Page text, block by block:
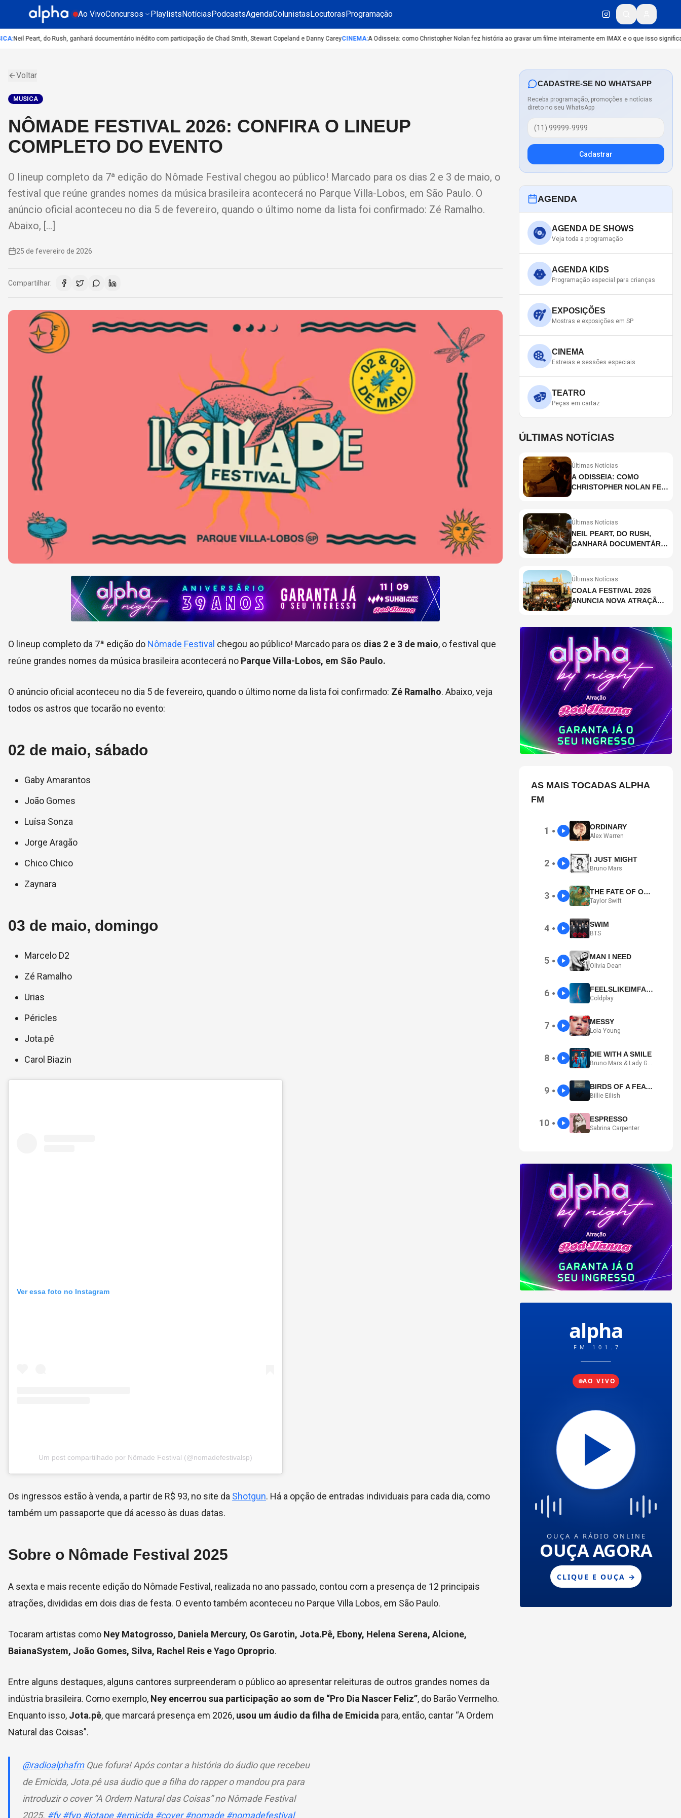
Ao VivoConcursos PlaylistsNotíciasPodcastsAgendaColunistasLocutorasProgramação
:Neil Peart, do Rush, ganhará documentário inédito com participação de Chad Smith, Stewart Copeland e Danny CareyCINEMA:A Odisseia: como Christopher Nolan fez história ao gravar um filme inteiramente em IMAX e o que isso significa
Voltar
MUSICA
NÔMADE FESTIVAL 2026: CONFIRA O LINEUP
COMPLETO DO EVENTO
O lineup completo da 7ª edição do Nômade Festival chegou ao público! Marcado para os dias 2 e 3 de maio, o
festival que reúne grandes nomes da música brasileira acontecerá no Parque Villa-Lobos, em São Paulo. O
anúncio oficial aconteceu no dia 5 de fevereiro, quando o último nome da lista foi confirmado: Zé Ramalho.
Abaixo, […]
25 de fevereiro de 2026
Compartilhar:
O lineup completo da 7ª edição do Nômade Festival chegou ao público! Marcado para os dias 2 e 3 de maio, o festival que
reúne grandes nomes da música brasileira acontecerá no Parque Villa-Lobos, em São Paulo.
O anúncio oficial aconteceu no dia 5 de fevereiro, quando o último nome da lista foi confirmado: Zé Ramalho. Abaixo, veja
todos os astros que tocarão no evento:
02 de maio, sábado
Gaby Amarantos
João Gomes
Luísa Sonza
Jorge Aragão
Chico Chico
Zaynara
03 de maio, domingo
Marcelo D2
Zé Ramalho
Urias
Péricles
Jota.pê
Carol Biazin
Ver essa foto no Instagram
Um post compartilhado por Nômade Festival (@nomadefestivalsp)
Os ingressos estão à venda, a partir de R$ 93, no site da Shotgun. Há a opção de entradas individuais para cada dia, como
também um passaporte que dá acesso às duas datas.
Sobre o Nômade Festival 2025
A sexta e mais recente edição do Nômade Festival, realizada no ano passado, contou com a presença de 12 principais
atrações, divididas em dois dias de festa. O evento também aconteceu no Parque Villa Lobos, em São Paulo.
Tocaram artistas como Ney Matogrosso, Daniela Mercury, Os Garotin, Jota.Pê, Ebony, Helena Serena, Alcione,
BaianaSystem, João Gomes, Silva, Rachel Reis e Yago Oproprio.
Entre alguns destaques, alguns cantores surpreenderam o público ao apresentar releituras de outros grandes nomes da
indústria brasileira. Como exemplo, Ney encerrou sua participação ao som de “Pro Dia Nascer Feliz”, do Barão Vermelho.
Enquanto isso, Jota.pê, que marcará presença em 2026, usou um áudio da filha de Emicida para, então, cantar “A Ordem
Natural das Coisas”.
@radioalphafmQue fofura! Após contar a história do áudio que recebeu
de Emicida, Jota.pê usa áudio que a filha do rapper o mandou pra para
introduzir o cover “A Ordem Natural das Coisas” no Nômade Festival
2025. #fy #fyp #jotape #emicida #cover #nomade #nomadefestival
CADASTRE-SE NO WHATSAPP
Receba programação, promoções e notícias
direto no seu WhatsApp
Cadastrar
AGENDA
AGENDA DE SHOWS
Veja toda a programação
AGENDA KIDS
Programação especial para crianças
EXPOSIÇÕES
Mostras e exposições em SP
CINEMA
Estreias e sessões especiais
TEATRO
Peças em cartaz
ÚLTIMAS NOTÍCIAS
Últimas Notícias
A ODISSEIA: COMO
CHRISTOPHER NOLAN FEZ
IMAX E O QUE ISSO
Últimas Notícias
NEIL PEART, DO RUSH,
GANHARÁ DOCUMENTÁRIO
SMITH, STEWART
CAREY
Últimas Notícias
COALA FESTIVAL 2026
ANUNCIA NOVA ATRAÇÃO;
AS MAIS TOCADAS ALPHA
FM
1 ● ORDINARY
Alex Warren
2 ● I JUST MIGHT
Bruno Mars
3 ● THE FATE OF OPHELIA
Taylor Swift
4 ● SWIM
BTS
5 ● MAN I NEED
Olivia Dean
6 ● FEELSLIKEIMFALLINGINLOVE
Coldplay
7 ● MESSY
Lola Young
8 ● DIE WITH A SMILE
Bruno Mars & Lady Gaga
9 ● BIRDS OF A FEATHER
Billie Eilish
10 ● ESPRESSO
Sabrina Carpenter